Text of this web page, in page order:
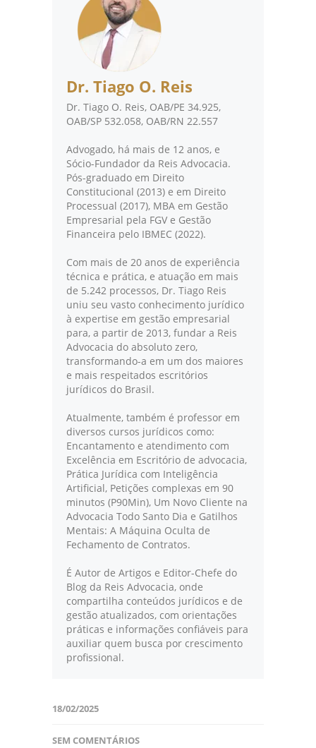
Dr. Tiago O. Reis
Dr. Tiago O. Reis, OAB/PE 34.925,
OAB/SP 532.058, OAB/RN 22.557
Advogado, há mais de 12 anos, e
Sócio-Fundador da Reis Advocacia.
Pós-graduado em Direito
Constitucional (2013) e em Direito
Processual (2017), MBA em Gestão
Empresarial pela FGV e Gestão
Financeira pelo IBMEC (2022).
Com mais de 20 anos de experiência
técnica e prática, e atuação em mais
de 5.242 processos, Dr. Tiago Reis
uniu seu vasto conhecimento jurídico
à expertise em gestão empresarial
para, a partir de 2013, fundar a Reis
Advocacia do absoluto zero,
transformando-a em um dos maiores
e mais respeitados escritórios
jurídicos do Brasil.
Atualmente, também é professor em
diversos cursos jurídicos como:
Encantamento e atendimento com
Excelência em Escritório de advocacia,
Prática Jurídica com Inteligência
Artificial, Petições complexas em 90
minutos (P90Min), Um Novo Cliente na
Advocacia Todo Santo Dia e Gatilhos
Mentais: A Máquina Oculta de
Fechamento de Contratos.
É Autor de Artigos e Editor-Chefe do
Blog da Reis Advocacia, onde
compartilha conteúdos jurídicos e de
gestão atualizados, com orientações
práticas e informações confiáveis para
auxiliar quem busca por crescimento
profissional.
18/02/2025
SEM COMENTÁRIOS